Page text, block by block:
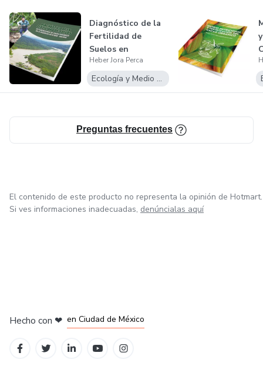
Diagnóstico de la
Fertilidad de
Suelos en
Plantaciones de
Ca...
Heber Jora Perca
Ecología y Medio Ambiente
Preguntas frecuentes
El contenido de este producto no representa la opinión de Hotmart.
Si ves informaciones inadecuadas, denúncialas aquí
Hecho con ❤ en Ciudad de México